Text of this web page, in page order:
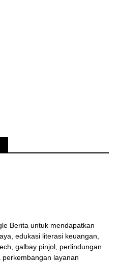
Berita untuk mendapatkan
edukasi literasi keuangan,
galbay pinjol, perlindungan
layanan